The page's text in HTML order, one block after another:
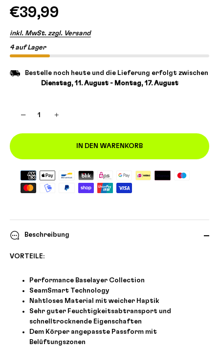
€39,99
inkl. MwSt. zzgl. Versand
4 auf Lager
Bestelle noch heute und die Lieferung erfolgt zwischen
Dienstag, 11. August - Montag, 17. August
− +
IN DEN WARENKORB
Beschreibung
VORTEILE:
Performance Baselayer Collection
SeamSmart Technology
Nahtloses Material mit weicher Haptik
Sehr guter Feuchtigkeitsabtransport und
schnelltrocknende Eigenschaften
Dem Körper angepasste Passform mit
Belüftungszonen